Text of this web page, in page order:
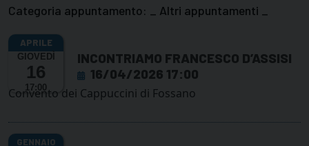
Categoria appuntamento: _ Altri appuntamenti _
GIOVEDÌ
16
17:00
INCONTRIAMO FRANCESCO D’ASSISI
16/04/2026 17:00
Convento dei Cappuccini di Fossano